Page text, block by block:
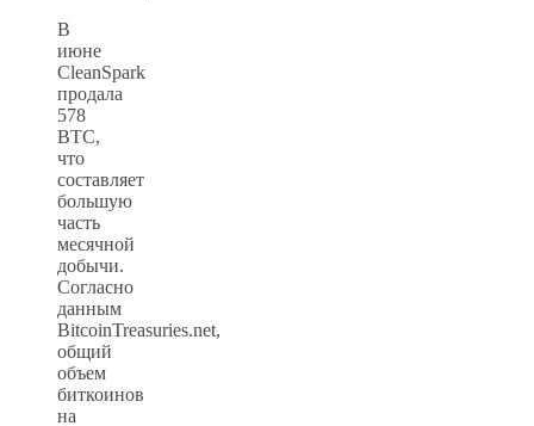
В
июне
CleanSpark
продала
578
BTC,
что
составляет
большую
часть
месячной
добычи.
Согласно
данным
BitcoinTreasuries.net,
общий
объем
биткоинов
на